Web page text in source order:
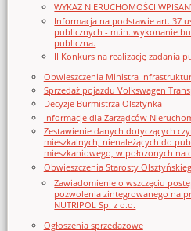
WYKAZ NIERUCHOMOŚCI
Informacja na podstawie art. 37
publicznych - m.in. wykonanie
publiczna.
II Konkurs na realizację zadania
Obwieszczenia Ministra
Sprzedaż pojazdu Volkswagen
Decyzje Burmistrza Olsztynka
Informacje dla Zarządców
Zestawienie danych dotyczących
mieszkalnych, nienależących do
mieszkaniowego, w położonych na
Obwieszczenia Starosty
Zawiadomienie o wszczęciu
pozwolenia zintegrowanego na
NUTRIPOL Sp. z o.o.
Ogłoszenia sprzedażowe